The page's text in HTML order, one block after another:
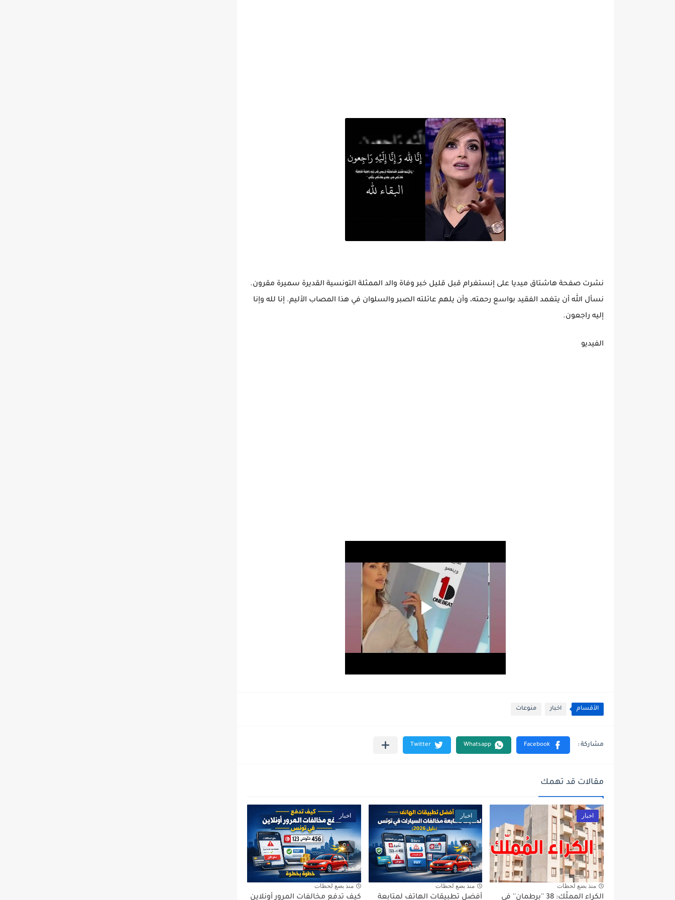
نشرت صفحة هاشتاق ميديا على إنستغرام قبل قليل خبر وفاة والد الممثلة التونسية القديرة سميرة مقرون.
نسأل الله أن يتغمد الفقيد بواسع رحمته، وأن يلهم عائلته الصبر والسلوان في هذا المصاب الأليم. إنا لله وإنا
إليه راجعون.
الفيديو
الأقسام اخبار منوعات
مقالات قد تهمك
اخبار
منذ بضع لحظات
الكراء المملّك: 38 ''برطمان'' في
اخبار
منذ بضع لحظات
أفضل تطبيقات الهاتف لمتابعة
اخبار
منذ بضع لحظات
كيف تدفع مخالفات المرور أونلاين